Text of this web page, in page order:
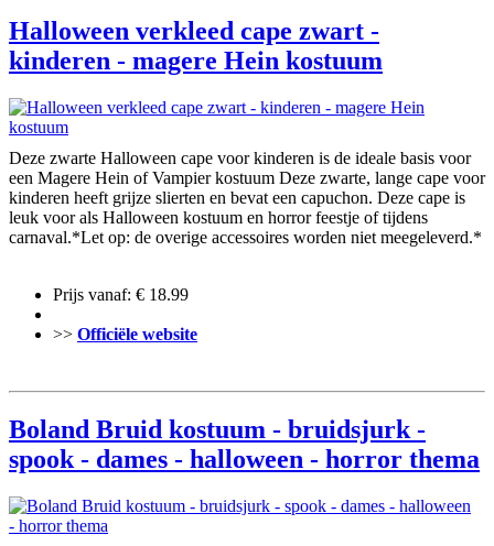
Halloween verkleed cape zwart -
kinderen - magere Hein kostuum
Deze zwarte Halloween cape voor kinderen is de ideale basis voor
een Magere Hein of Vampier kostuum Deze zwarte, lange cape voor
kinderen heeft grijze slierten en bevat een capuchon. Deze cape is
leuk voor als Halloween kostuum en horror feestje of tijdens
carnaval.*Let op: de overige accessoires worden niet meegeleverd.*
Prijs vanaf: € 18.99
>> Officiële website
Boland Bruid kostuum - bruidsjurk -
spook - dames - halloween - horror thema